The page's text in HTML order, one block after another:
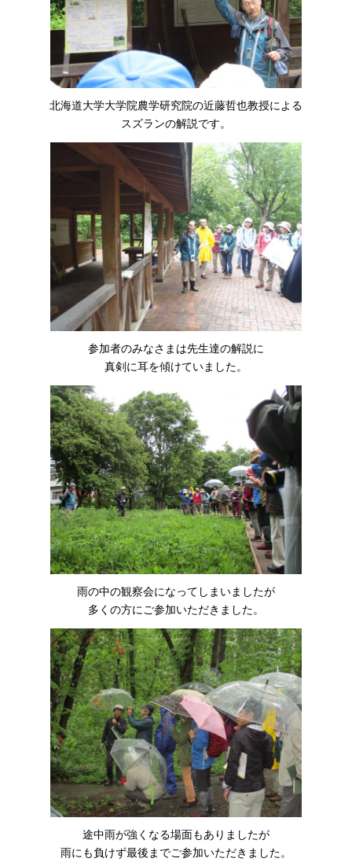
北海道大学大学院農学研究院の近藤哲也教授による
スズランの解説です。
参加者のみなさまは先生達の解説に
真剣に耳を傾けていました。
雨の中の観察会になってしまいましたが
多くの方にご参加いただきました。
途中雨が強くなる場面もありましたが
雨にも負けず最後までご参加いただきました。